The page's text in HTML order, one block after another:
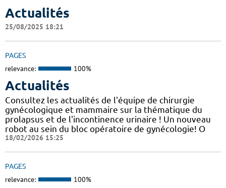
Actualités
25/08/2025 18:21
PAGES
relevance: 100%
Actualités
Consultez les actualités de l'équipe de chirurgie
gynécologique et mammaire sur la thématique du
prolapsus et de l'incontinence urinaire ! Un nouveau
robot au sein du bloc opératoire de gynécologie! O
18/02/2026 15:25
PAGES
relevance: 100%